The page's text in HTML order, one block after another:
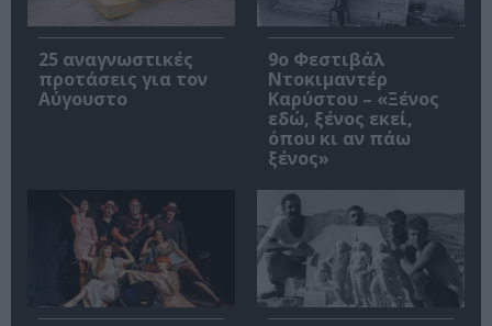
25 αναγνωστικές
προτάσεις για τον
Αύγουστο
9ο Φεστιβάλ
Ντοκιμαντέρ
Καρύστου – «Ξένος
εδώ, ξένος εκεί,
όπου κι αν πάω
ξένος»